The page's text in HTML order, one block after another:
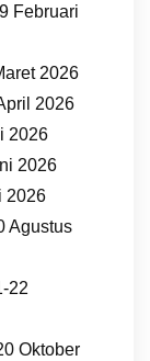
Februari
2026
2026
2026
2026
2026
Agustus
22
Oktober